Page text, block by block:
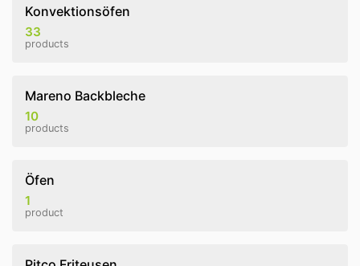
Konvektionsöfen
33
products
Mareno Backbleche
10
products
Öfen
1
product